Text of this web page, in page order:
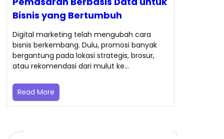
Bisnis yang Bertumbuh
Digital marketing telah mengubah cara
bisnis berkembang. Dulu, promosi banyak
bergantung pada lokasi strategis, brosur,
atau rekomendasi dari mulut ke…
Read More